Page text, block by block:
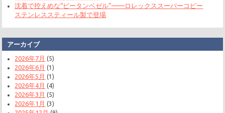
沈着で控えめな“ピータンベゼル”——ロレックススーパーコピー
ステンレススティール製で登場
アーカイブ
2026年7月 (5)
2026年6月 (1)
2026年5月 (1)
2026年4月 (4)
2026年3月 (5)
2026年1月 (3)